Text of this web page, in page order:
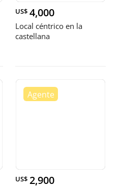
US$ 4,000
Local céntrico en la
castellana
US$ 2,900